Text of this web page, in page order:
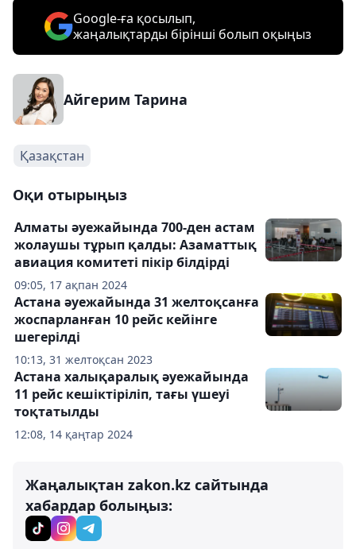
Google-ға қосылып,
жаңалықтарды бірінші болып оқыңыз
Айгерим Тарина
Қазақстан
Оқи отырыңыз
09:05, 17 ақпан 2024
Алматы әуежайында 700-ден астам
жолаушы тұрып қалды: Азаматтық
авиация комитеті пікір білдірді
10:13, 31 желтоқсан 2023
Астана әуежайында 31 желтоқсанға
жоспарланған 10 рейс кейінге
шегерілді
12:08, 14 қаңтар 2024
Астана халықаралық әуежайында
11 рейс кешіктіріліп, тағы үшеуі
тоқтатылды
Жаңалықтан zakon.kz сайтында
хабардар болыңыз: